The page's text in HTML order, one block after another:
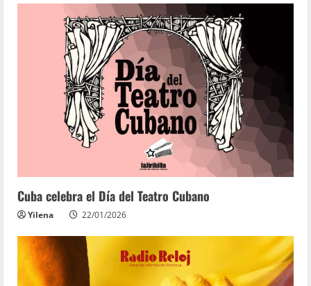
Cuba celebra el Día del Teatro Cubano
Yilena 22/01/2026